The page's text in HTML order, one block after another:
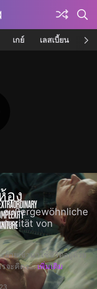
เกย์ เลสเบี้ยน เค
อง
von
ายเข้ามาใช้ชีวิตอยู่ด้วย
จะคิดว... เพิ่มเติม